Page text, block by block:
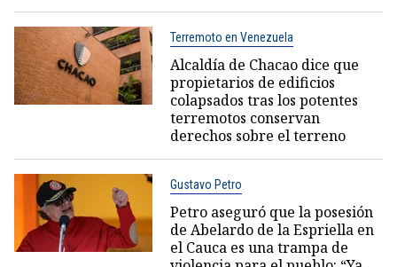
Terremoto en Venezuela
Alcaldía de Chacao dice que
propietarios de edificios
colapsados tras los potentes
terremotos conservan
derechos sobre el terreno
Gustavo Petro
Petro aseguró que la posesión
de Abelardo de la Espriella en
el Cauca es una trampa de